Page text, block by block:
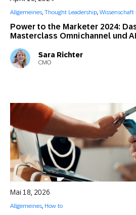
Power to the Marketer 2024:
Masterclass Omnichannel und AI
Allgemeines, Thought Leadership,
Sara Richter
CMO
Mai 18, 2026
Allgemeines, How to